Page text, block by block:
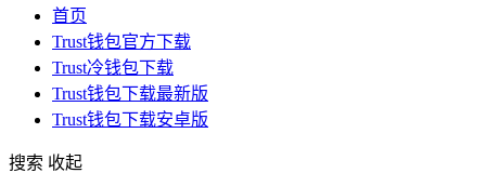
首页
Trust钱包官方下载
Trust冷钱包下载
Trust钱包下载最新版
Trust钱包下载安卓版
搜索 收起